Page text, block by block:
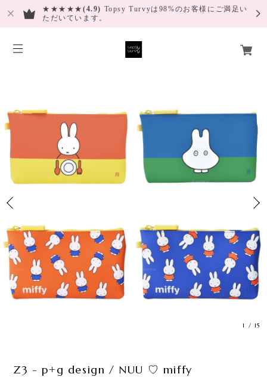
★★★★★ (4.9) Topsy Turvyは98%のお客様にご満足い
ただいています。
1 / 15
Z3 - p+g design / NUU ♡ miffy